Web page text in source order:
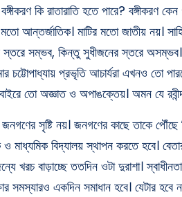
বঙ্গীকরণ কি রাতারাতি হতে পারে?
মতো আন্তর্জাতিক। মাটির মতো জাতীয় নয়।
সম্ভব, কিন্তু সুধীজনের স্তরে অসম্ভব।
চট্টোপাধ্যায় প্রভৃতি আচার্যরা এখনও তো
তো অজ্ঞাত ও অপাঙক্তেয়। অমন যে
জনগণের সৃষ্টি নয়। জনগণের কাছে তাকে
ও মাধ্যমিক বিদ্যালয় স্থাপন করতে হবে।
খরচ বাড়াচ্ছে ততদিন ওটা দুরাশা।
সমস্যারও একদিন সমাধান হবে। যেটার হবে